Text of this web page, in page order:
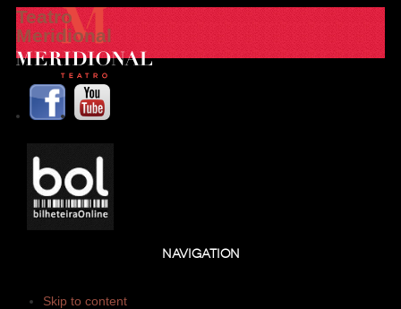
Teatro
Meridional
NAVIGATION
Skip to content